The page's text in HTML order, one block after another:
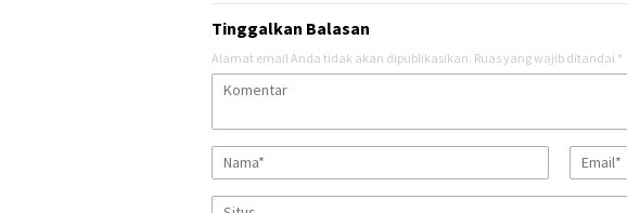
Tinggalkan Balasan
Alamat email Anda tidak akan dipublikasikan. Ruas yang wajib ditandai *